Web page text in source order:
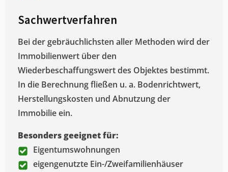
Sachwertverfahren
Bei der gebräuchlichsten aller Methoden wird der
Immobilienwert über den
Wiederbeschaffungswert des Objektes bestimmt.
In die Berechnung fließen u. a. Bodenrichtwert,
Herstellungskosten und Abnutzung der
Immobilie ein.
Besonders geeignet für:
Eigentumswohnungen
eigengenutzte Ein-/Zweifamilienhäuser